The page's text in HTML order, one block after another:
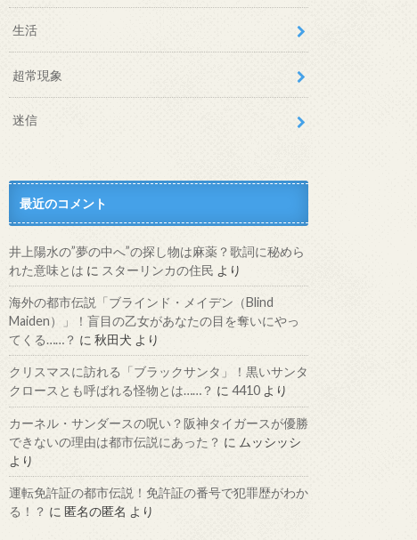
生活
超常現象
迷信
最近のコメント
井上陽水の”夢の中へ”の探し物は麻薬？歌詞に秘めら
れた意味とは に スターリンカの住民 より
海外の都市伝説「ブラインド・メイデン（Blind
Maiden）」！盲目の乙女があなたの目を奪いにやっ
てくる……？ に 秋田犬 より
クリスマスに訪れる「ブラックサンタ」！黒いサンタ
クロースとも呼ばれる怪物とは……？ に 4410 より
カーネル・サンダースの呪い？阪神タイガースが優勝
できないの理由は都市伝説にあった？ に ムッシッシ
より
運転免許証の都市伝説！免許証の番号で犯罪歴がわか
る！？ に 匿名の匿名 より